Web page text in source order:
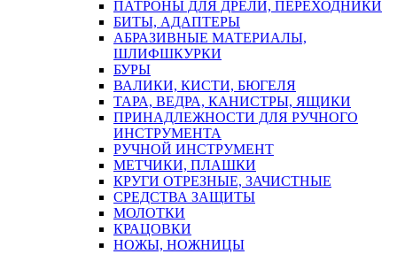
ПАТРОНЫ ДЛЯ ДРЕЛИ, ПЕРЕХОДНИКИ
БИТЫ, АДАПТЕРЫ
АБРАЗИВНЫЕ МАТЕРИАЛЫ,
ШЛИФШКУРКИ
БУРЫ
ВАЛИКИ, КИСТИ, БЮГЕЛЯ
ТАРА, ВЕДРА, КАНИСТРЫ, ЯЩИКИ
ПРИНАДЛЕЖНОСТИ ДЛЯ РУЧНОГО
ИНСТРУМЕНТА
РУЧНОЙ ИНСТРУМЕНТ
МЕТЧИКИ, ПЛАШКИ
КРУГИ ОТРЕЗНЫЕ, ЗАЧИСТНЫЕ
СРЕДСТВА ЗАЩИТЫ
МОЛОТКИ
КРАЦОВКИ
НОЖЫ, НОЖНИЦЫ